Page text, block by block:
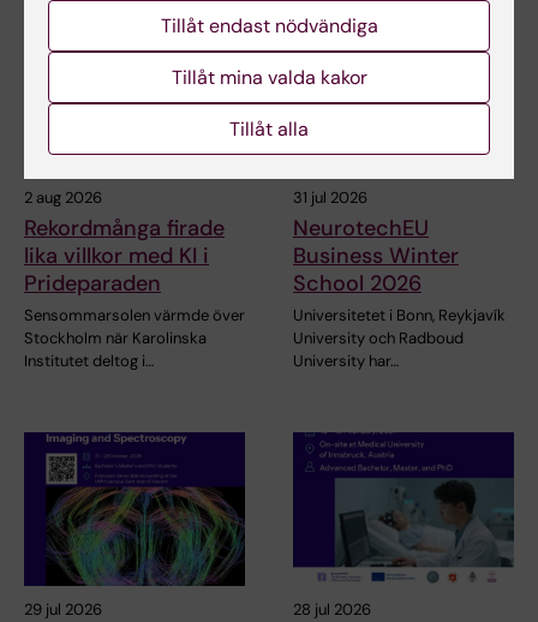
2 aug 2026
Rekordmånga firade
lika villkor med KI i
Prideparaden
Sensommarsolen värmde över
Stockholm när Karolinska
Institutet deltog i…
31 jul 2026
NeurotechEU
Business Winter
School 2026
Universitetet i Bonn, Reykjavík
University och Radboud
University har…
29 jul 2026 28 jul 2026
Tillåt endast nödvändiga
Tillåt mina valda kakor
Tillåt alla